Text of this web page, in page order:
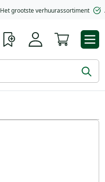
Het grootste verhuurassortiment